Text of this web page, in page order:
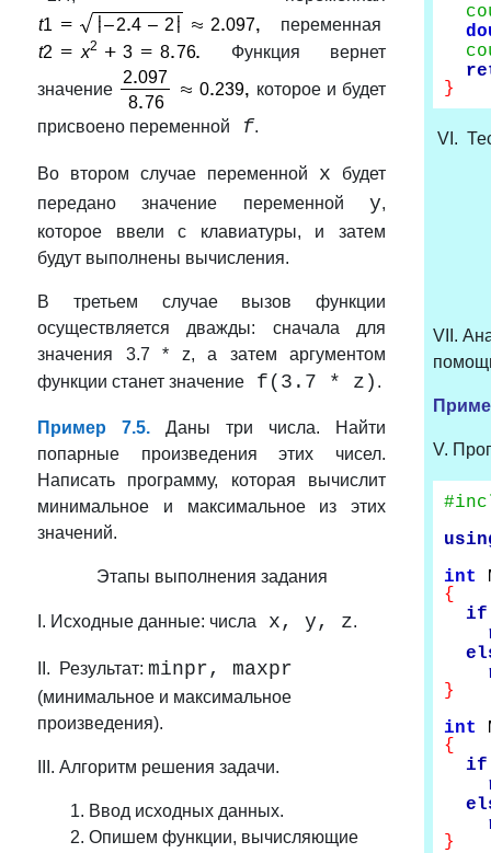
переменная
Функция вернет
значение
которое и будет
присвоено переменной
f.
Во втором случае переменной x будет
передано значение переменной y,
которое ввели с клавиатуры, и затем
будут выполнены вычисления.
В третьем случае вызов функции
осуществляется дважды: сначала для
значения 3.7 * z, а затем аргументом
функции станет значение f( 3.7 * z) .
Пример 7.5. Даны три числа. Найти
попарные произведения этих чисел.
Написать программу, которая вычислит
минимальное и максимальное из этих
значений.
Этапы выполнения задания
I. Исходные данные: числа x, y, z.
II. Результат: minpr, maxpr
(минимальное и максимальное
произведения).
III. Алгоритм решения задачи.
1. Ввод исходных данных.
2. Опишем функции, вычисляющие
}
VI.
VII.
V.
int
{
if
}
int
{
if
}